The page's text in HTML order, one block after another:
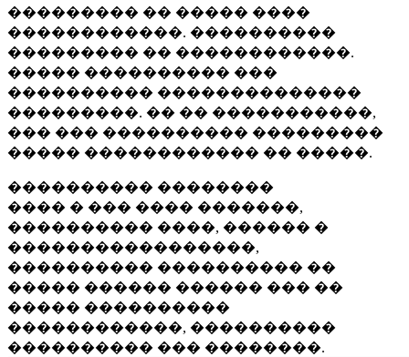
��������� �� ����� ����
������������. ����������
��������� �� ������������.
����� ���������� ���
���������� ��������������
���������. �� �� �����������,
��� ��� ���������� ���������
����� ������������ �� �����.
���������� ��������
���� � ��� ���� �������,
���������� ����, ������ �
�����������������,
���������� ���������� ��
����� ������ ������ ��� ��
����� ����������
������������, ����������
���������� ��� ��������.